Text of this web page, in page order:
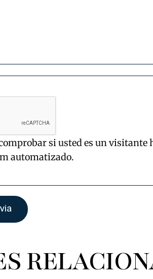
si usted es un visitante
automatizado.